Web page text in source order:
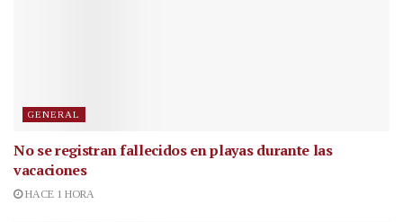
GENERAL
No se registran fallecidos en playas durante las
vacaciones
HACE 1 HORA